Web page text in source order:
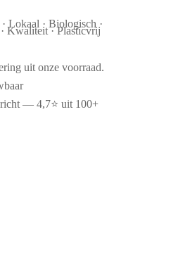
Lokaal · Biologisch ·
Kwaliteit · Plasticvrij
uit onze voorraad.
— 4,7⭐ uit 100+